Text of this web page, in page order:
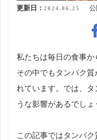
更新日：2024.06.25 公
私たちは毎日の食事か
その中でもタンパク
れています。では、
うな影響があるでしょ
この記事ではタンパ